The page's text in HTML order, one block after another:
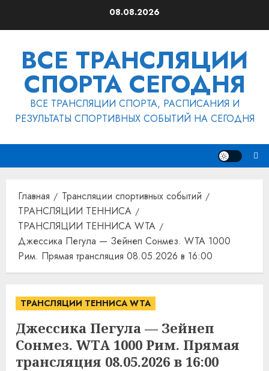
08.08.2026
ВСЕ ТРАНСЛЯЦИИ
СПОРТА СЕГОДНЯ
ВСЕ ТРАНСЛЯЦИИ СПОРТА, РАСПИСАНИЯ И
РЕЗУЛЬТАТЫ СПОРТИВНЫХ СОБЫТИЙ НА СЕГОДНЯ
Главная
Трансляции спортивных событий
ТРАНСЛЯЦИИ ТЕННИСА
ТРАНСЛЯЦИИ ТЕННИСА WTA
Джессика Пегула — Зейнеп Сонмез. WTA 1000
Рим. Прямая трансляция 08.05.2026 в 16:00
ТРАНСЛЯЦИИ ТЕННИСА WTA
Джессика Пегула — Зейнеп
Сонмез. WTA 1000 Рим. Прямая
трансляция 08.05.2026 в 16:00